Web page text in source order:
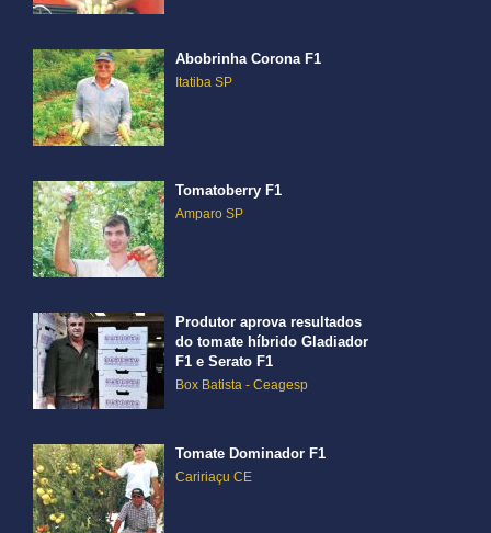
Abobrinha Corona F1
Itatiba SP
Tomatoberry F1
Amparo SP
Produtor aprova resultados
do tomate híbrido Gladiador
F1 e Serato F1
Box Batista - Ceagesp
Tomate Dominador F1
Caririaçu CE